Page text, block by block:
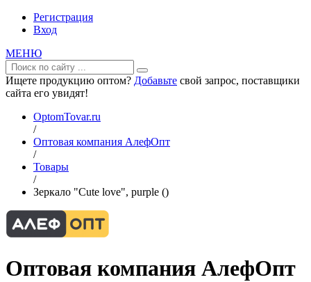
Регистрация
Вход
МЕНЮ
Ищете продукцию оптом? Добавьте свой запрос, поставщики
сайта его увидят!
OptomTovar.ru
/
Оптовая компания АлефОпт
/
Товары
/
Зеркало "Cute love", purple ()
Оптовая компания АлефОпт